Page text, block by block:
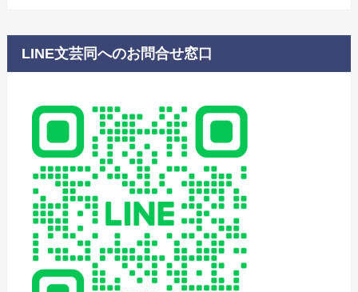
LINE文芸同へのお問合せ窓口